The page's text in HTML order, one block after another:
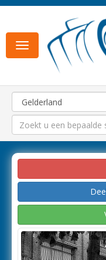
Toggle
navigation